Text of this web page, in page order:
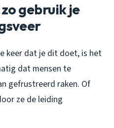
gebruik je
keer dat je dit doet, is het
dat mensen te
gefrustreerd raken. Of
ze de leiding